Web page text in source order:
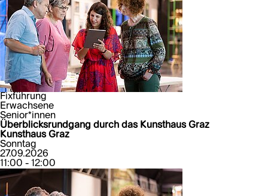
Fixführung
Erwachsene
Senior*innen
Überblicksrundgang durch das Kunsthaus Graz
Kunsthaus Graz
Sonntag
27.09.2026
11:00 - 12:00